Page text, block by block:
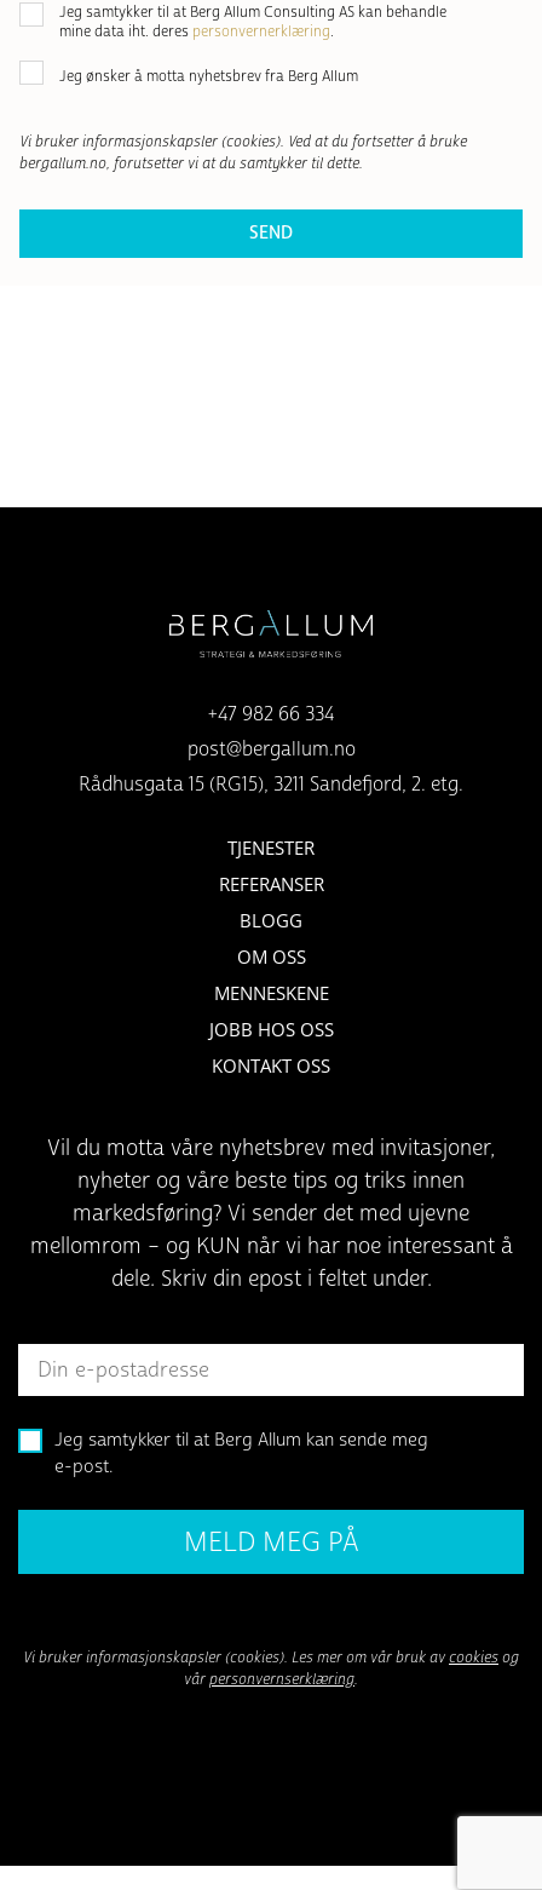
Samtykke *
Jeg samtykker til at Berg Allum Consulting AS kan behandle
mine data iht. deres personvernerklæring.
Nyhetsbrev
Jeg ønsker å motta nyhetsbrev fra Berg Allum
Vi bruker informasjonskapsler (cookies). Ved at du fortsetter å bruke
bergallum.no, forutsetter vi at du samtykker til dette.
+47 982 66 334
post@bergallum.no
Rådhusgata 15 (RG15), 3211 Sandefjord, 2. etg.
TJENESTER
REFERANSER
BLOGG
OM OSS
MENNESKENE
JOBB HOS OSS
KONTAKT OSS
Vil du motta våre nyhetsbrev med invitasjoner,
nyheter og våre beste tips og triks innen
markedsføring? Vi sender det med ujevne
mellomrom – og KUN når vi har noe interessant å
dele. Skriv din epost i feltet under.
Jeg samtykker til at Berg Allum kan sende meg
e-post.
Vi bruker informasjonskapsler (cookies). Les mer om vår bruk avcookiesog
vårpersonvernserklæring.